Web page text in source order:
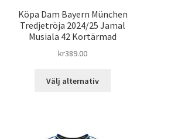
Köpa Dam Bayern München
Tredjetröja 2024/25 Jamal
Musiala 42 Kortärmad
kr389.00
Välj alternativ